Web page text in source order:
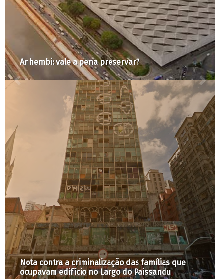
das famílias que
do Paissandu
O mapa da
que vêm das periferias
Ocupação São João,